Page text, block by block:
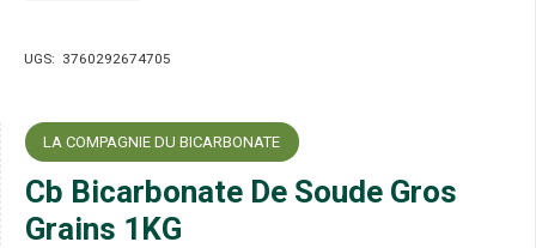
UGS: 3760292674705
LA COMPAGNIE DU BICARBONATE
Cb Bicarbonate De Soude Gros
Grains 1KG